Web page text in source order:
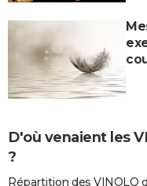
D'où venaient les
?
Répartition des VINOLO